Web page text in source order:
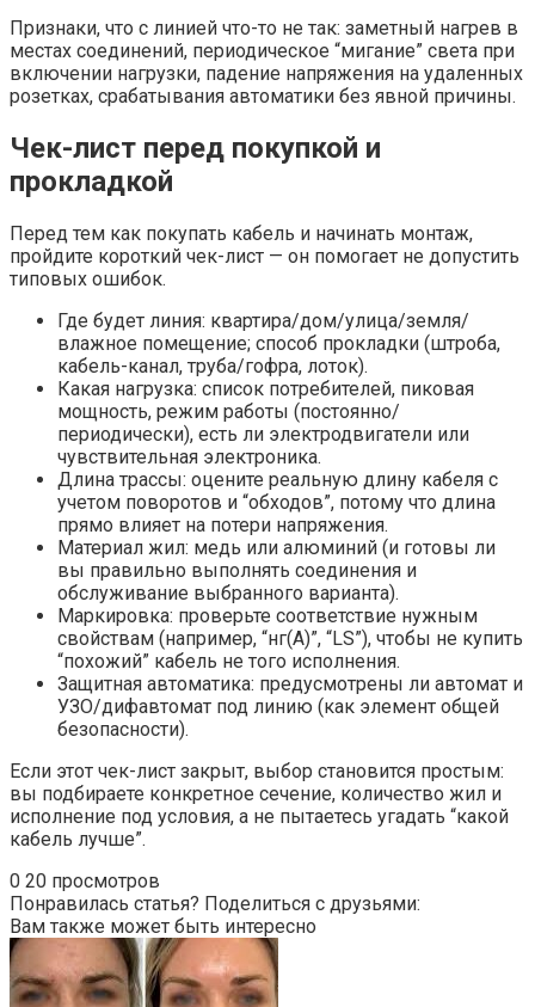
Признаки, что с линией что-то не так: заметный нагрев в
местах соединений, периодическое “мигание” света при
включении нагрузки, падение напряжения на удаленных
розетках, срабатывания автоматики без явной причины.
Чек-лист перед покупкой и
прокладкой
Перед тем как покупать кабель и начинать монтаж,
пройдите короткий чек-лист — он помогает не допустить
типовых ошибок.
Где будет линия: квартира/дом/улица/земля/
влажное помещение; способ прокладки (штроба,
кабель-канал, труба/гофра, лоток).
Какая нагрузка: список потребителей, пиковая
мощность, режим работы (постоянно/
периодически), есть ли электродвигатели или
чувствительная электроника.​
Длина трассы: оцените реальную длину кабеля с
учетом поворотов и “обходов”, потому что длина
прямо влияет на потери напряжения.
Материал жил: медь или алюминий (и готовы ли
вы правильно выполнять соединения и
обслуживание выбранного варианта).
Маркировка: проверьте соответствие нужным
свойствам (например, “нг(А)”, “LS”), чтобы не купить
“похожий” кабель не того исполнения.
Защитная автоматика: предусмотрены ли автомат и
УЗО/дифавтомат под линию (как элемент общей
безопасности).​
Если этот чек-лист закрыт, выбор становится простым:
вы подбираете конкретное сечение, количество жил и
исполнение под условия, а не пытаетесь угадать “какой
кабель лучше”.
0 20 просмотров
Понравилась статья? Поделиться с друзьями:
Вам также может быть интересно